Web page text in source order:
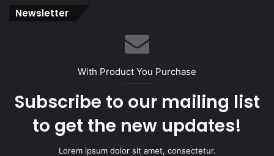
Newsletter
With Product You Purchase
Subscribe to our mailing list
to get the new updates!
Lorem ipsum dolor sit amet, consectetur.